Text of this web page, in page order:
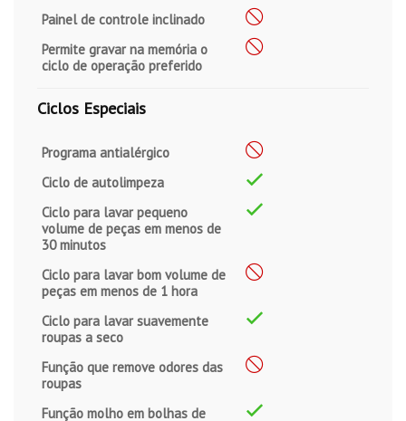
Painel de controle inclinado
Permite gravar na memória o
ciclo de operação preferido
Ciclos Especiais
Programa antialérgico
Ciclo de autolimpeza
Ciclo para lavar pequeno
volume de peças em menos de
30 minutos
Ciclo para lavar bom volume de
peças em menos de 1 hora
Ciclo para lavar suavemente
roupas a seco
Função que remove odores das
roupas
Função molho em bolhas de